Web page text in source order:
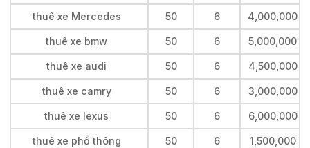
thuê xe Mercedes 50 6 4,000,000
thuê xe bmw 50 6 5,000,000
thuê xe audi 50 6 4,500,000
thuê xe camry 50 6 3,000,000
thuê xe lexus 50 6 6,000,000
thuê xe phổ thông 50 6 1,500,000